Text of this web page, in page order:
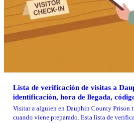
Lista de verificación de visitas a
identificación, hora de llegada,
no llevar
Visitar a alguien en Dauphin County Prison
cuando viene preparado. Esta lista de